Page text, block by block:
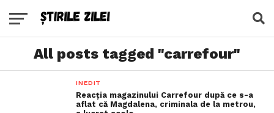
All posts tagged "carrefour"
INEDIT
Reacția magazinului Carrefour după ce s-a
aflat că Magdalena, criminala de la metrou,